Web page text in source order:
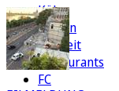
Köln
Region
Freizeit
Restaurants
FC